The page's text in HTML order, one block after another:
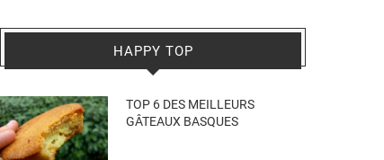
HAPPY TOP
TOP 6 DES MEILLEURS
GÂTEAUX BASQUES